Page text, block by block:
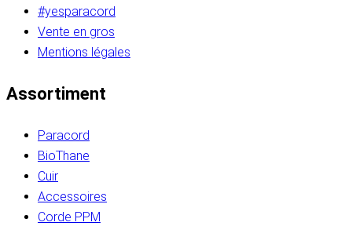
#yesparacord
Vente en gros
Mentions légales
Assortiment
Paracord
BioThane
Cuir
Accessoires
Corde PPM